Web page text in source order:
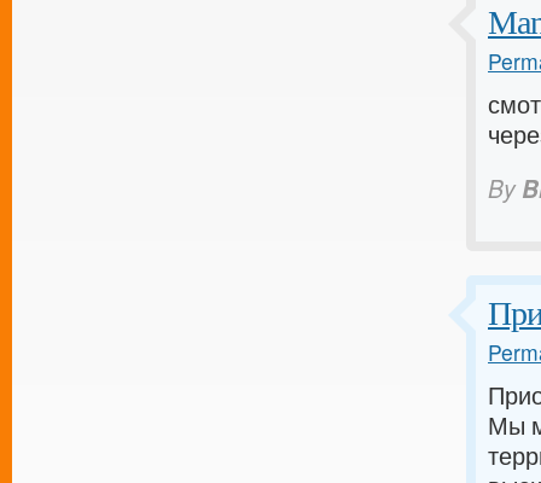
By
Мы